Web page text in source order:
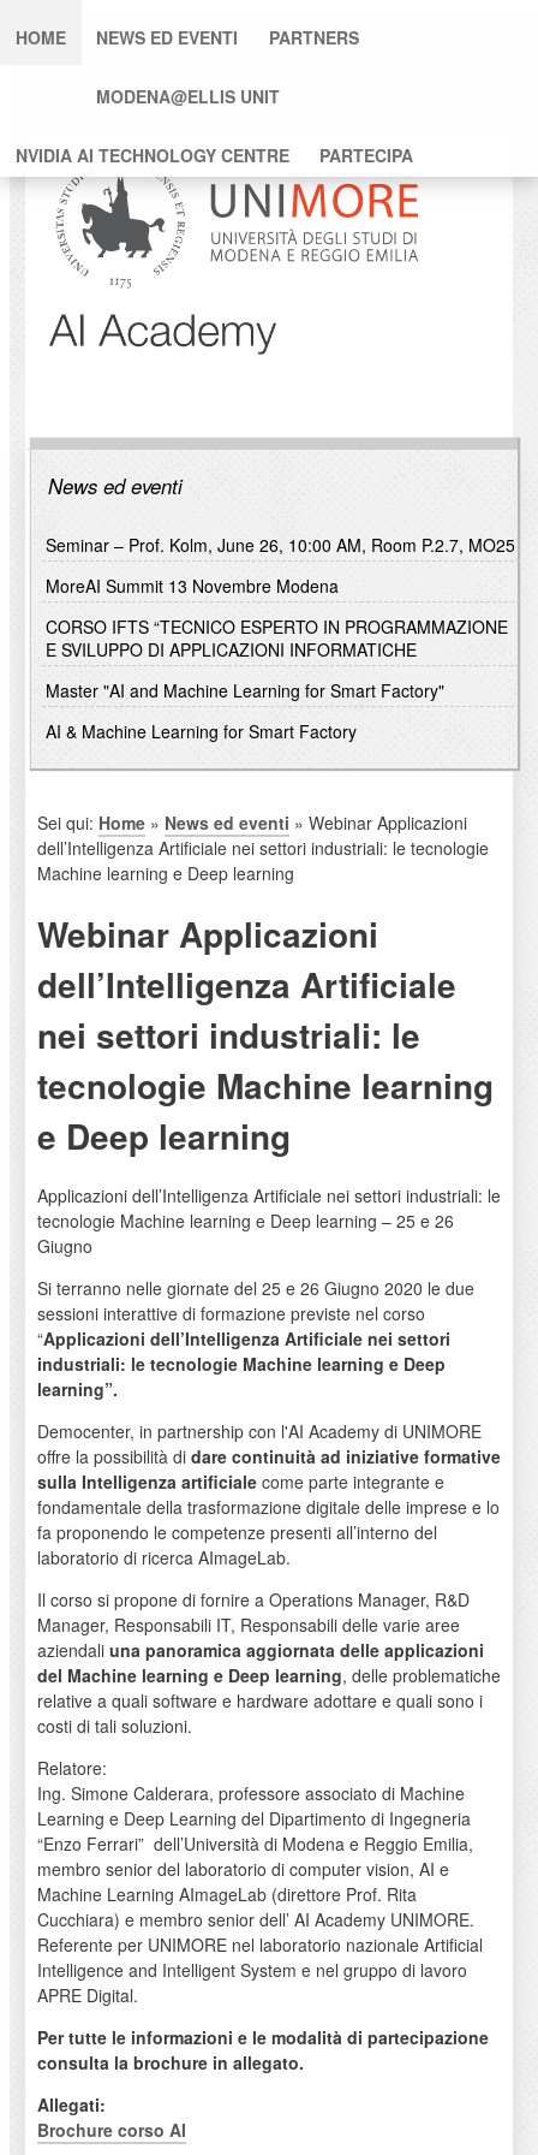
HOME NEWS ED EVENTI PARTNERS
MODENA@ELLIS UNIT
NVIDIA AI TECHNOLOGY CENTRE PARTECIPA
News ed eventi
Seminar – Prof. Kolm, June 26, 10:00 AM, Room P.2.7, MO25
MoreAI Summit 13 Novembre Modena
CORSO IFTS “TECNICO ESPERTO IN PROGRAMMAZIONE
E SVILUPPO DI APPLICAZIONI INFORMATICHE
Master "AI and Machine Learning for Smart Factory"
AI & Machine Learning for Smart Factory
Sei qui: Home» News ed eventi » Webinar Applicazioni
dell’Intelligenza Artificiale nei settori industriali: le tecnologie
Machine learning e Deep learning
Webinar Applicazioni
dell’Intelligenza Artificiale
nei settori industriali: le
tecnologie Machine learning
e Deep learning
Applicazioni dell’Intelligenza Artificiale nei settori industriali: le
tecnologie Machine learning e Deep learning – 25 e 26
Giugno
Si terranno nelle giornate del 25 e 26 Giugno 2020 le due
sessioni interattive di formazione previste nel corso
“Applicazioni dell’Intelligenza Artificiale nei settori
industriali: le tecnologie Machine learning e Deep
learning”.
Democenter, in partnership con l'AI Academy di UNIMORE
offre la possibilità di dare continuità ad iniziative formative
sulla Intelligenza artificialecome parte integrante e
fondamentale della trasformazione digitale delle imprese e lo
fa proponendo le competenze presenti all’interno del
laboratorio di ricerca AImageLab.
Il corso si propone di fornire a Operations Manager, R&D
Manager, Responsabili IT, Responsabili delle varie aree
aziendali una panoramica aggiornata delle applicazioni
del Machine learning e Deep learning, delle problematiche
relative a quali software e hardware adottare e quali sono i
costi di tali soluzioni.
Relatore:
Ing. Simone Calderara, professore associato di Machine
Learning e Deep Learning del Dipartimento di Ingegneria
“Enzo Ferrari” dell’Università di Modena e Reggio Emilia,
membro senior del laboratorio di computer vision, AI e
Machine Learning AImageLab (direttore Prof. Rita
Cucchiara) e membro senior dell’ AI Academy UNIMORE.
Referente per UNIMORE nel laboratorio nazionale Artificial
Intelligence and Intelligent System e nel gruppo di lavoro
APRE Digital.
Per tutte le informazioni e le modalità di partecipazione
consulta la brochure in allegato.
Allegati:
Brochure corso AI